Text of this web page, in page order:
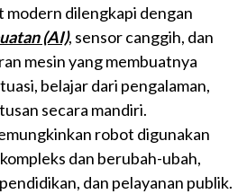
dilengkapi dengan
(AI), sensor canggih, dan
mesin yang membuatnya
belajar dari pengalaman,
secara mandiri.
robot digunakan
dan berubah-ubah,
dan pelayanan publik.